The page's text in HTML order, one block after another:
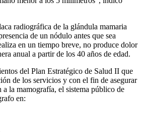
radiográfica de la glándula mamaria
de un nódulo antes que sea
en un tiempo breve, no produce dolor
anual a partir de los 40 años de edad.
del Plan Estratégico de Salud II que
de los servicios y con el fin de asegurar
a la mamografía, el sistema público de
en: